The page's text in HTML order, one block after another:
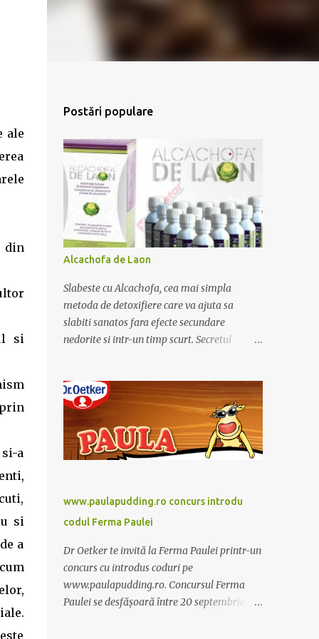
ale
din
si
a
si
a
Postări populare
Alcachofa de Laon
Slabeste cu Alcachofa, cea mai simpla
metoda de detoxifiere care va ajuta sa
slabiti sanatos fara efecte secundare
nedorite si intr-un timp scurt. Secretul
trebuie sa folositi o dieta anume iar
Alcachofa se administreaza usor, cate o
sticluta pe zi. Cutia de Alcachofa contine 14
sticlute. Pret 189 lei.
www.paulapudding.ro concurs introdu
codul Ferma Paulei
Dr Oetker te invită la Ferma Paulei printr-un
concurs cu introdus coduri pe
www.paulapudding.ro. Concursul Ferma
Paulei se desfășoară între 20 septembrie -